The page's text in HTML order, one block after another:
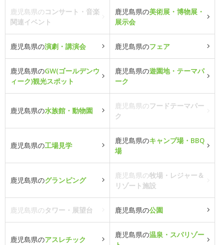
鹿児島県のコンサート・音楽
関連イベント
鹿児島県の美術展・博物展・
展示会
鹿児島県の演劇・講演会 鹿児島県のフェア
鹿児島県のGW(ゴールデンウ
ィーク)観光スポット
鹿児島県の遊園地・テーマパ
ーク
鹿児島県の水族館・動物園
鹿児島県のフードテーマパー
ク
鹿児島県の工場見学
鹿児島県のキャンプ場・BBQ
場
鹿児島県のグランピング
鹿児島県の牧場・レジャー＆
リゾート施設
鹿児島県のタワー・展望台 鹿児島県の公園
鹿児島県のアスレチック
鹿児島県の温泉・スパリゾー